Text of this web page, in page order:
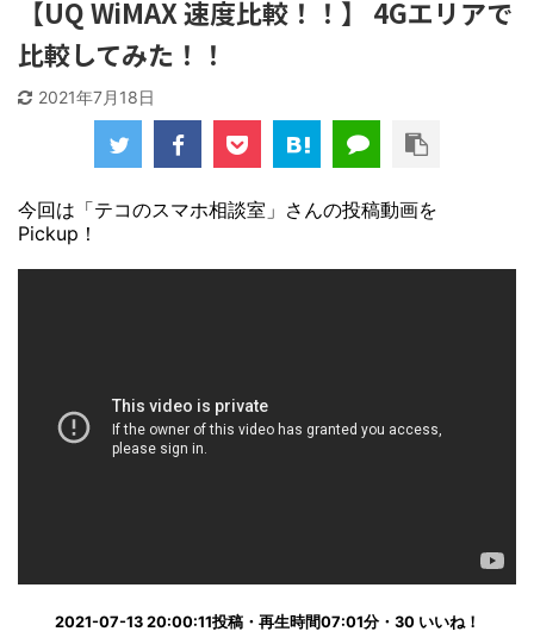
【UQ WiMAX 速度比較！！】 4Gエリアで
比較してみた！！
2021年7月18日
今回は「テコのスマホ相談室」さんの投稿動画を
Pickup！
2021-07-13 20:00:11投稿・再生時間07:01分・30 いいね！